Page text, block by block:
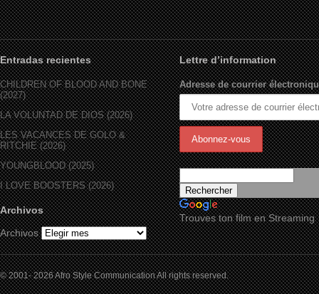
Entradas recientes
CHILDREN OF BLOOD AND BONE
(2027)
LA VOLUNTAD DE DIOS (2026)
LES VACANCES DE GOLO &
RITCHIE (2026)
YOUNGBLOOD (2025)
I LOVE BOOSTERS (2026)
Archivos
Archivos
Lettre d’information
Adresse de courrier
Trouves ton film en Streaming
© 2001- 2026 Afro Style Communication All rights reserved.